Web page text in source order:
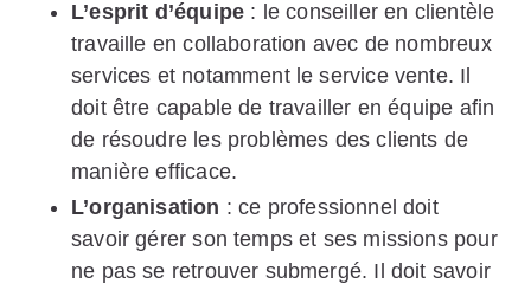
L’esprit d’équipe : le conseiller en clientèle
travaille en collaboration avec de nombreux
services et notamment le service vente. Il
doit être capable de travailler en équipe afin
de résoudre les problèmes des clients de
manière efficace.
L’organisation : ce professionnel doit
savoir gérer son temps et ses missions pour
ne pas se retrouver submergé. Il doit savoir